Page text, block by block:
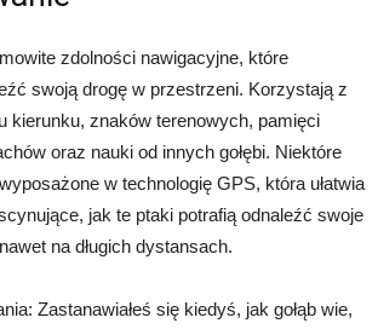
zdolności nawigacyjne, które
swoją drogę w przestrzeni. Korzystają z
kierunku, znaków terenowych, pamięci
oraz nauki od innych gołębi. Niektóre
w technologię GPS, która ułatwia
jak te ptaki potrafią odnaleźć swoje
na długich dystansach.
Zastanawiałeś się kiedyś, jak gołąb wie,